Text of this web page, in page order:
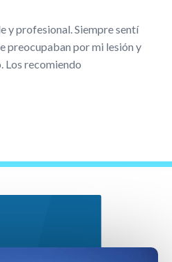
y profesional. Siempre sentí
preocupaban por mi lesión y
Los recomiendo